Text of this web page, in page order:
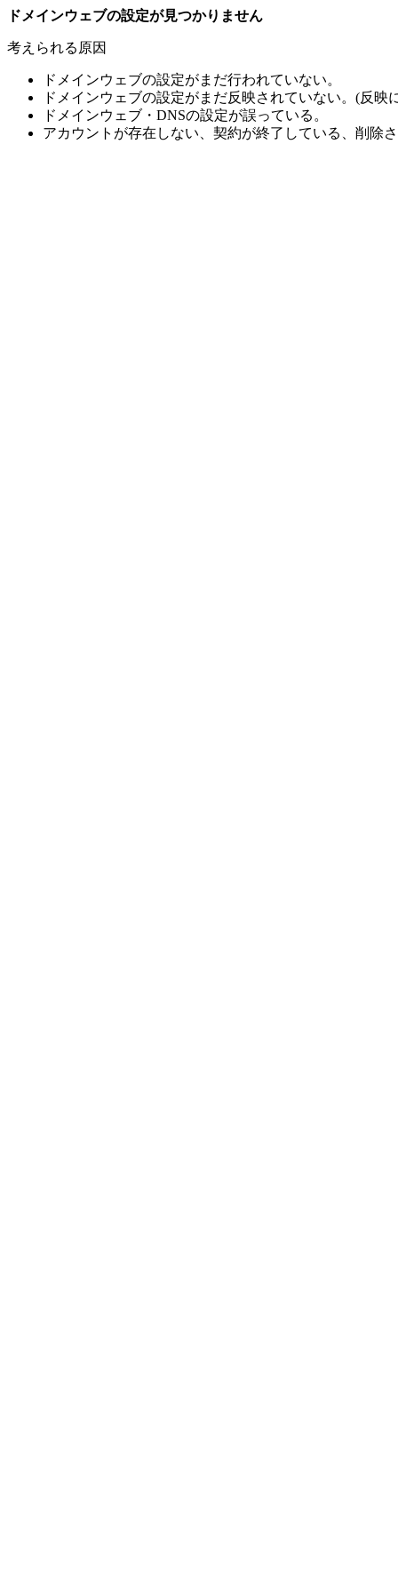
ドメインウェブの設定が見つかりません
考えられる原因
ドメインウェブの設定がまだ行われていない。
ドメインウェブの設定がまだ反映されていない。(反
ドメインウェブ・DNSの設定が誤っている。
アカウントが存在しない、契約が終了している、削除